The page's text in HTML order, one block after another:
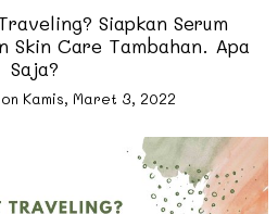
Siapkan Serum
Skin Care Tambahan. Apa
Saja?
on Kamis, Maret 3, 2022